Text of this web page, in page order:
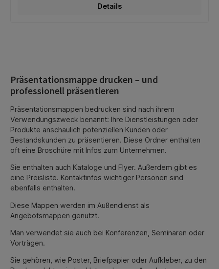
Details
Präsentationsmappe drucken – und
professionell präsentieren
Präsentationsmappen bedrucken sind nach ihrem
Verwendungszweck benannt: Ihre Dienstleistungen oder
Produkte anschaulich potenziellen Kunden oder
Bestandskunden zu präsentieren. Diese Ordner enthalten
oft eine Broschüre mit Infos zum Unternehmen.
Sie enthalten auch Kataloge und Flyer. Außerdem gibt es
eine Preisliste. Kontaktinfos wichtiger Personen sind
ebenfalls enthalten.
Diese Mappen werden im Außendienst als
Angebotsmappen genutzt.
Man verwendet sie auch bei Konferenzen, Seminaren oder
Vorträgen.
Sie gehören, wie Poster, Briefpapier oder Aufkleber, zu den